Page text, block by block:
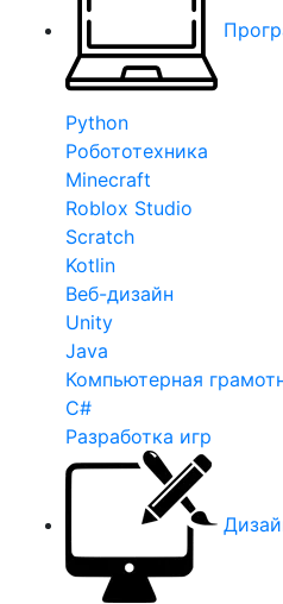
Python
Робототехника
Minecraft
Roblox Studio
Scratch
Kotlin
Веб-дизайн
Unity
Java
Компьютерная
C#
Разработка игр